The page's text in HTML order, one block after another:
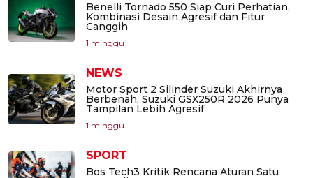
Benelli Tornado 550 Siap Curi Perhatian,
Kombinasi Desain Agresif dan Fitur
Canggih
1 minggu
NEWS
Motor Sport 2 Silinder Suzuki Akhirnya
Berbenah, Suzuki GSX250R 2026 Punya
Tampilan Lebih Agresif
1 minggu
SPORT
Bos Tech3 Kritik Rencana Aturan Satu